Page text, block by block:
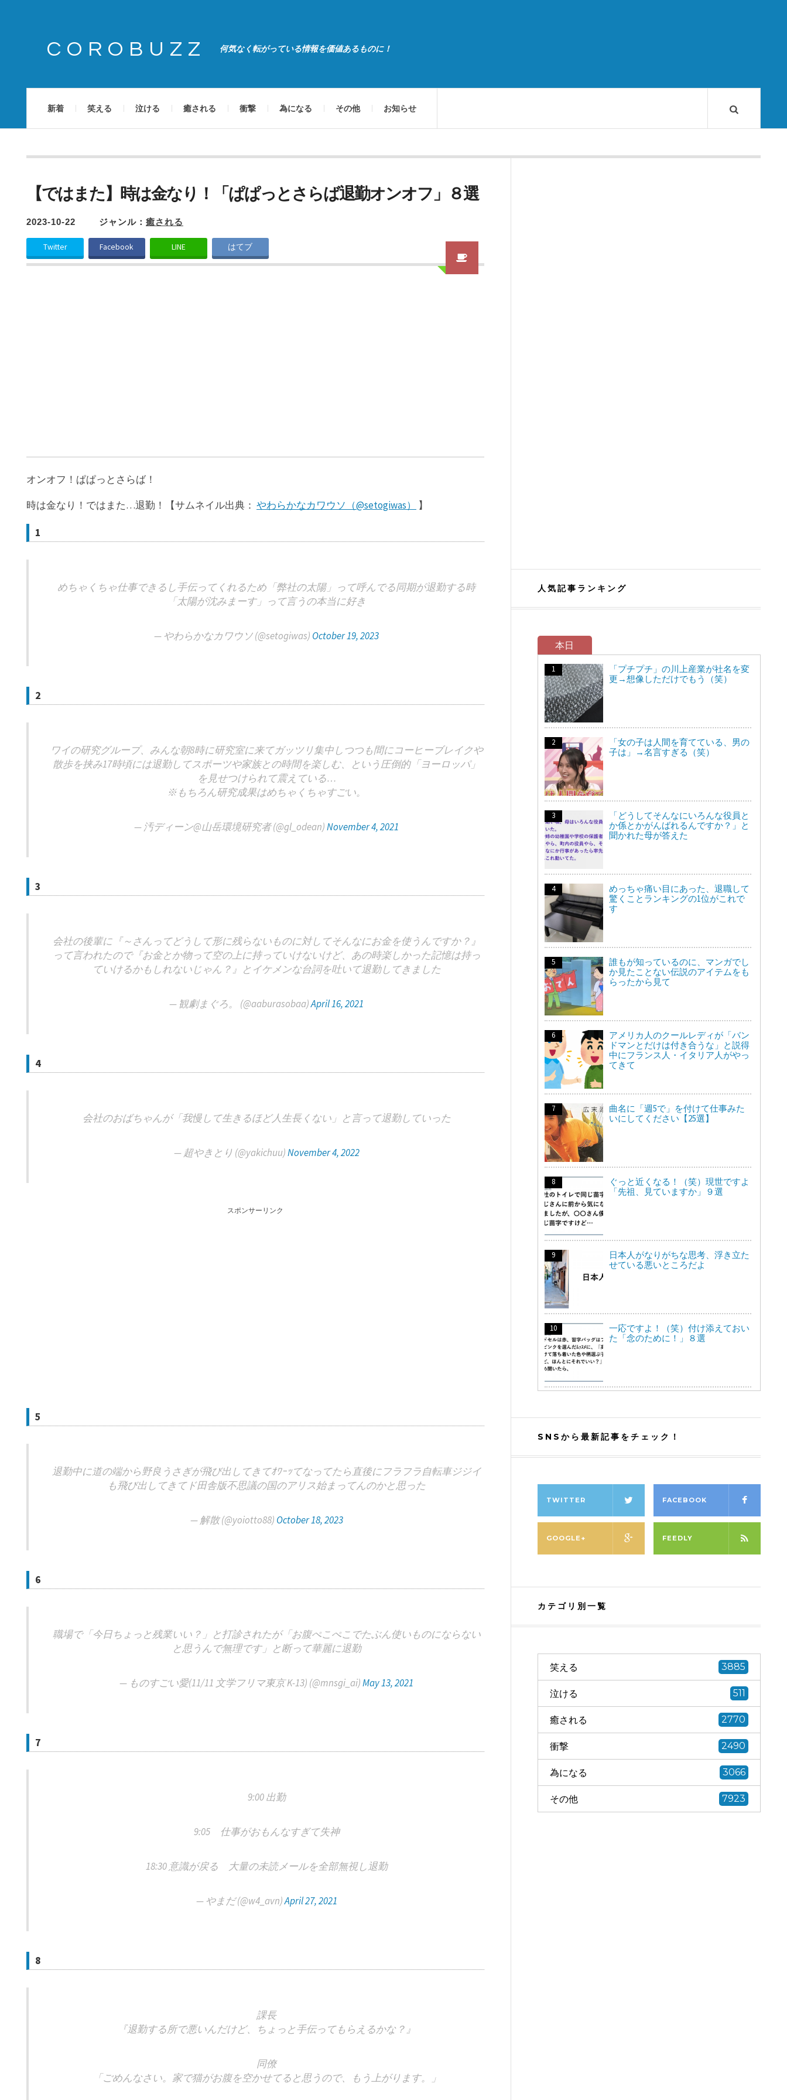
COROBUZZ 何気なく転がっている情報を価値あるものに！
新着 笑える 泣ける 癒される 衝撃 為になる その他 お知らせ
【ではまた】時は金なり！「ぱぱっとさらば退勤オンオフ」８選
2023-10-22 ジャンル： 癒される
Twitter Facebook LINE はてブ
オンオフ！ぱぱっとさらば！
時は金なり！ではまた…退勤！【サムネイル出典： やわらかなカワウソ（@setogiwas） 】
1
めちゃくちゃ仕事できるし手伝ってくれるため「弊社の太陽」って呼んでる同期が退勤する時
「太陽が沈みまーす」って言うの本当に好き
— やわらかなカワウソ (@setogiwas) October 19, 2023
2
ワイの研究グループ、みんな朝8時に研究室に来てガッツリ集中しつつも間にコーヒーブレイクや
散歩を挟み17時頃には退勤してスポーツや家族との時間を楽しむ、という圧倒的「ヨーロッパ」
を見せつけられて震えている…
※もちろん研究成果はめちゃくちゃすごい。
— 汚ディーン@山岳環境研究者 (@gl_odean)November 4, 2021
3
会社の後輩に『～さんってどうして形に残らないものに対してそんなにお金を使うんですか？』
って言われたので『お金とか物って空の上に持っていけないけど、あの時楽しかった記憶は持っ
ていけるかもしれないじゃん？』とイケメンな台詞を吐いて退勤してきました
— 観劇まぐろ。 (@aaburasobaa)April 16, 2021
4
会社のおばちゃんが「我慢して生きるほど人生長くない」と言って退勤していった
— 超やきとり (@yakichuu)November 4, 2022
スポンサーリンク
5
退勤中に道の端から野良うさぎが飛び出してきてｵﾜｰｯてなってたら直後にフラフラ自転車ジジイ
も飛び出してきてド田舎版不思議の国のアリス始まってんのかと思った
— 解散 (@yoiotto88) October 18, 2023
6
職場で「今日ちょっと残業いい？」と打診されたが「お腹ぺこぺこでたぶん使いものにならない
と思うんで無理です」と断って華麗に退勤
— ものすごい愛(11/11 文学フリマ東京 K-13) (@mnsgi_ai)May 13, 2021
7
9:00 出勤
9:05 仕事がおもんなすぎて失神
18:30 意識が戻る 大量の未読メールを全部無視し退勤
— やまだ (@w4_avn)April 27, 2021
8
課長
『退勤する所で悪いんだけど、ちょっと手伝ってもらえるかな？』
同僚
「ごめんなさい。家で猫がお腹を空かせてると思うので、もう上がります。」
人気記事ランキング
本日
「プチプチ」の川上産業が社名を変
更→想像しただけでもう（笑）
「女の子は人間を育てている、男の
子は」→名言すぎる（笑）
「どうしてそんなにいろんな役員と
か係とかがんばれるんですか？」と
聞かれた母が答えた
めっちゃ痛い目にあった、退職して
驚くことランキングの1位がこれで
す
誰もが知っているのに、マンガでし
か見たことない伝説のアイテムをも
らったから見て
アメリカ人のクールレディが「バン
ドマンとだけは付き合うな」と説得
中にフランス人・イタリア人がやっ
てきて
曲名に「週5で」を付けて仕事みた
いにしてください【25選】
ぐっと近くなる！（笑）現世ですよ
「先祖、見ていますか」９選
日本人がなりがちな思考、浮き立た
せている悪いところだよ
一応ですよ！（笑）付け添えておい
た「念のために！」８選
SNSから最新記事をチェック！
TWITTER FACEBOOK
GOOGLE+ FEEDLY
カテゴリ別一覧
笑える 3885
泣ける 511
癒される 2770
衝撃 2490
為になる 3066
その他 7923